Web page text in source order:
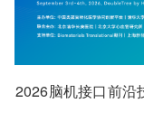
2026脑机接口前沿